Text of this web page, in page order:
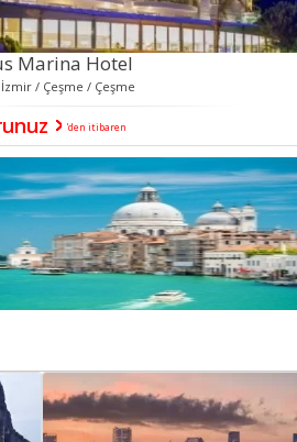
Marina Hotel
/ Çeşme / Çeşme
'den itibaren
Hotel &Spa
ayırtın!
Bodrum Leo Beach
Avantajlı tatil için hemen